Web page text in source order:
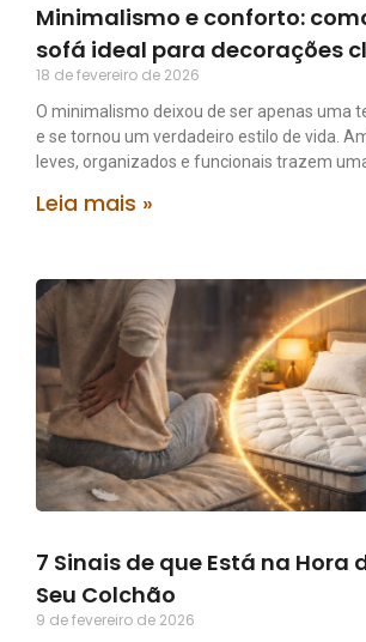
Minimalismo e conforto:
sofá ideal para decorações
18 de fevereiro de 2026
O minimalismo deixou de ser apenas uma
e se tornou um verdadeiro estilo de vida.
leves, organizados e funcionais trazem
Leia mais »
7 Sinais de que Está na Hora
Seu Colchão
9 de fevereiro de 2026